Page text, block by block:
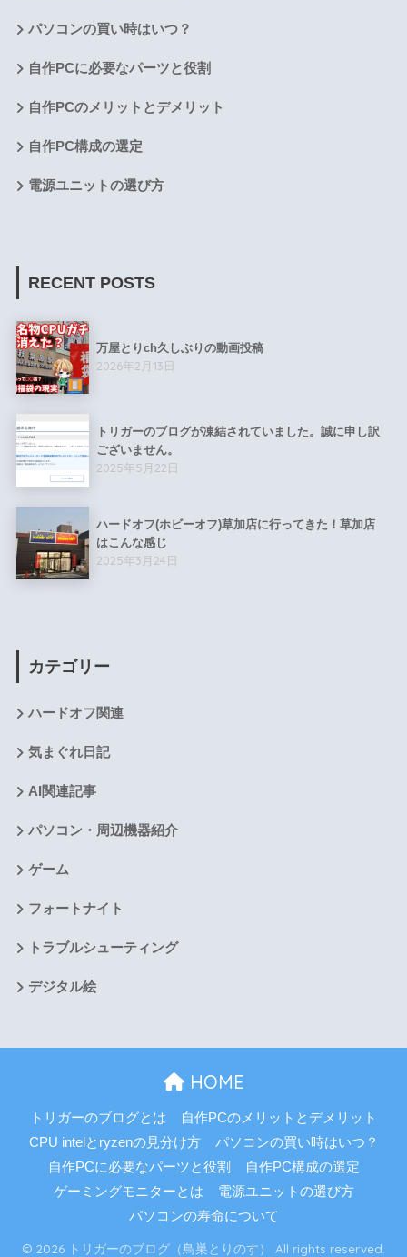
パソコンの買い時はいつ？
自作PCに必要なパーツと役割
自作PCのメリットとデメリット
自作PC構成の選定
電源ユニットの選び方
RECENT POSTS
万屋とりch久しぶりの動画投稿
2026年2月13日
トリガーのブログが凍結されていました。誠に申し訳
ございません。
2025年5月22日
ハードオフ(ホビーオフ)草加店に行ってきた！草加店
はこんな感じ
2025年3月24日
カテゴリー
ハードオフ関連
気まぐれ日記
AI関連記事
パソコン・周辺機器紹介
ゲーム
フォートナイト
トラブルシューティング
デジタル絵
HOME
トリガーのブログとは
自作PCのメリットとデメリット
CPU intelとryzenの見分け方
パソコンの買い時はいつ？
自作PCに必要なパーツと役割
自作PC構成の選定
ゲーミングモニターとは
電源ユニットの選び方
パソコンの寿命について
© 2026 トリガーのブログ（鳥巣とりのす） All rights reserved.